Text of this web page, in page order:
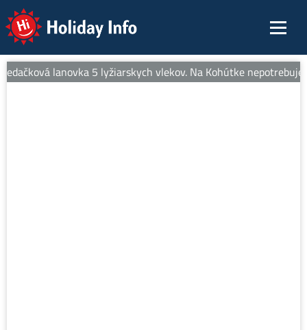
Holiday Info
lanovka 5 lyžiarskych vlekov. Na Kohútke